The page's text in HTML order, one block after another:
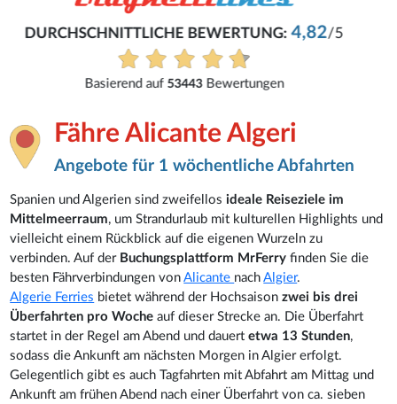
Alles einfach und schnell gemacht
Alle Bewertungen anzeigen
Fähre Alicante Algeri
Angebote für 1 wöchentliche Abfahrten
Spanien und Algerien sind zweifellosideale Reiseziele im
Mittelmeerraum, um Strandurlaub mit kulturellen Highlights und
vielleicht einem Rückblick auf die eigenen Wurzeln zu
verbinden. Auf der Buchungsplattform MrFerry finden Sie die
besten Fährverbindungen vonAlicante nachAlgier.
Algerie Ferries bietet während der Hochsaisonzwei bis drei
Überfahrten pro Wocheauf dieser Strecke an. Die Überfahrt
startet in der Regel am Abend und dauertetwa 13 Stunden,
sodass die Ankunft am nächsten Morgen in Algier erfolgt.
Gelegentlich gibt es auch Tagfahrten mit Abfahrt am Mittag und
Ankunft am frühen Abend nach einer Überfahrt von ca. sieben